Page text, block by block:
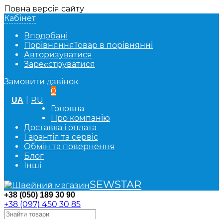
Повна версія сайту
Кабінет
Вподобані
ПорівнянняТовар в порівнянні
Авторизуватися
Зареєструватися
Замовити дзвінок
UA RU
0
Головна
Про компанію
Доставка і оплата
Гарантія та сервіс
Обмін та повернення
Блог
Інші
SEWSTAR
+38 (050) 189 30 90
+38 (097) 450 30 85